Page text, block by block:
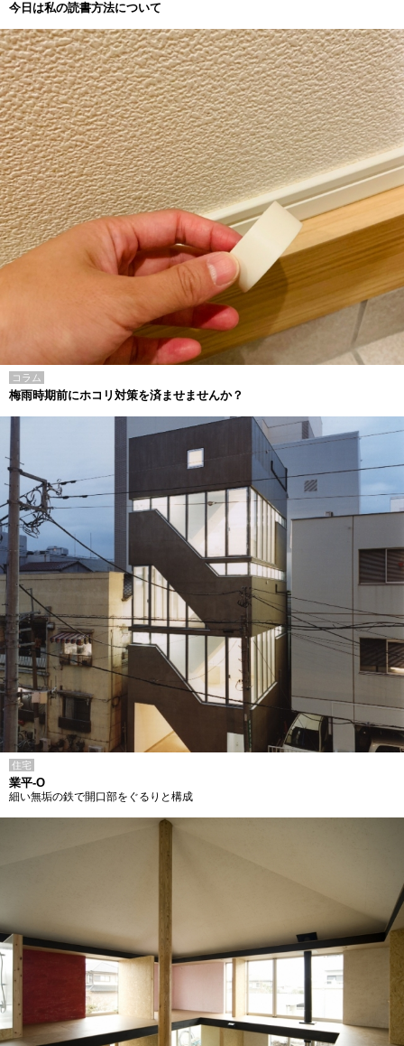
今日は私の読書方法について
コラム
梅雨時期前にホコリ対策を済ませませんか？
住宅
業平-O
細い無垢の鉄で開口部をぐるりと構成